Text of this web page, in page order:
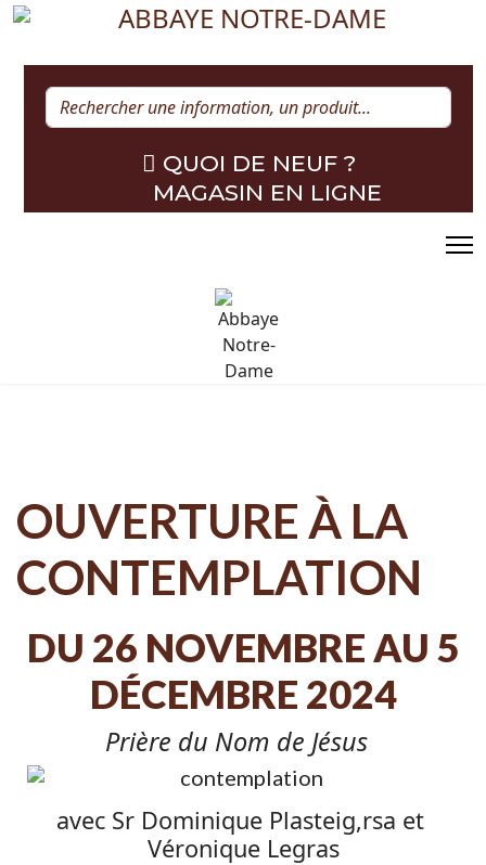
Rechercher
QUOI DE NEUF ?
MAGASIN EN LIGNE
OUVERTURE À LA
CONTEMPLATION
DU 26 NOVEMBRE AU 5
DÉCEMBRE 2024
Prière du Nom de Jésus
avec Sr Dominique Plasteig,rsa et
Véronique Legras